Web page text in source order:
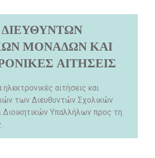
ΔΙΕΥΘΥΝΤΩΝ
ΜΟΝΑΔΩΝ ΚΑΙ
ΑΙΤΗΣΕΙΣ
ηλεκτρονικές αιτήσεις και
των Διευθυντών Σχολικών
Διοικητικών Υπαλλήλων προς τη